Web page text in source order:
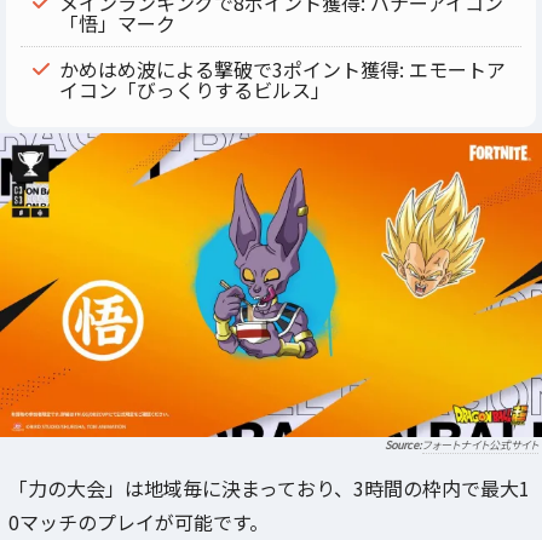
「悟」マーク
かめはめ波による撃破で3ポイント獲得: エモートア
イコン「びっくりするビルス」
フォートナイト公式サイト
「力の大会」は地域毎に決まっており、3時間の枠内で最大1
0マッチのプレイが可能です。